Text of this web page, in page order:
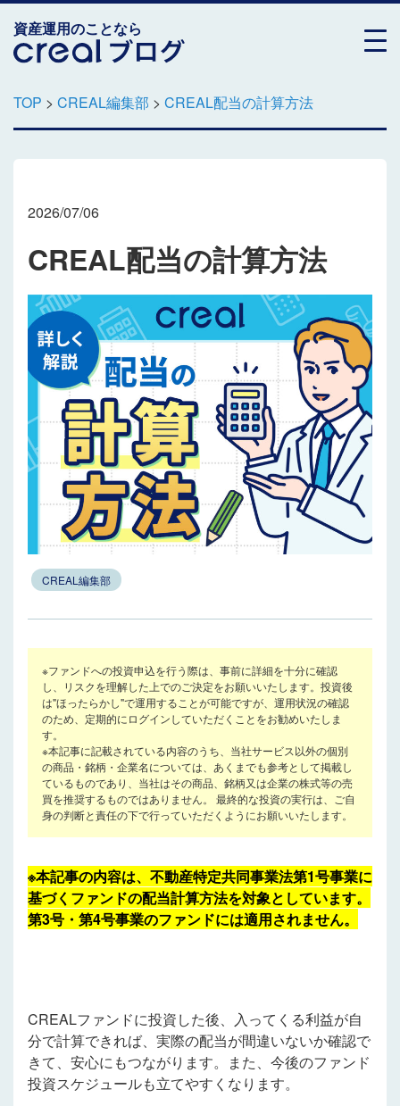
資産運用のことなら
TOP > CREAL編集部 > CREAL配当の計算方法
2026/07/06
CREAL配当の計算方法
CREAL編集部
※ファンドへの投資申込を行う際は、事前に詳細を十分に確認
し、リスクを理解した上でのご決定をお願いいたします。投資後
は"ほったらかし"で運用することが可能ですが、運用状況の確認
のため、定期的にログインしていただくことをお勧めいたしま
す。
※本記事に記載されている内容のうち、当社サービス以外の個別
の商品・銘柄・企業名については、あくまでも参考として掲載し
ているものであり、当社はその商品、銘柄又は企業の株式等の売
買を推奨するものではありません。 最終的な投資の実行は、ご自
身の判断と責任の下で行っていただくようにお願いいたします。
※本記事の内容は、不動産特定共同事業法第1号事業に
基づくファンドの配当計算方法を対象としています。
第3号・第4号事業のファンドには適用されません。
CREALファンドに投資した後、入ってくる利益が自
分で計算できれば、実際の配当が間違いないか確認で
きて、安心にもつながります。また、今後のファンド
投資スケジュールも立てやすくなります。